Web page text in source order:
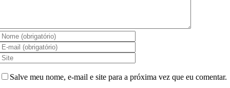
Salve meu nome, e-mail e site para a próxima vez que eu comentar.